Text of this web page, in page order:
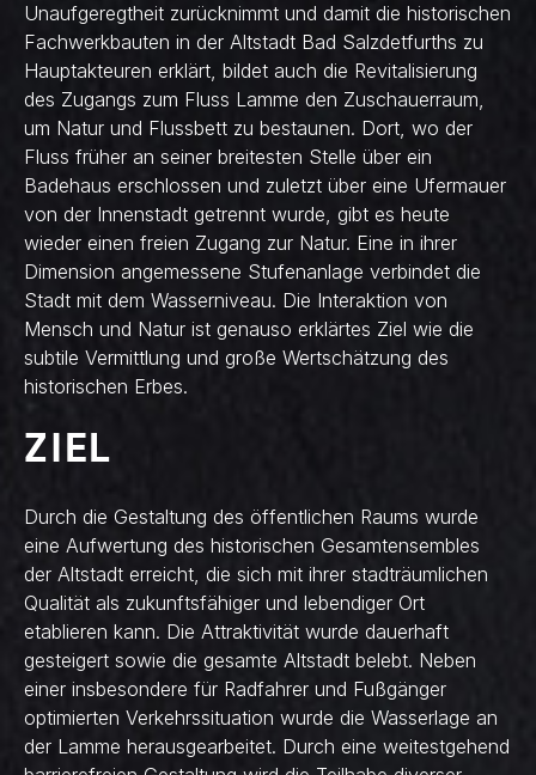
Unaufgeregtheit zurücknimmt und damit die historischen
Fachwerkbauten in der Altstadt Bad Salzdetfurths zu
Hauptakteuren erklärt, bildet auch die Revitalisierung
des Zugangs zum Fluss Lamme den Zuschauerraum,
um Natur und Flussbett zu bestaunen. Dort, wo der
Fluss früher an seiner breitesten Stelle über ein
Badehaus erschlossen und zuletzt über eine Ufermauer
von der Innenstadt getrennt wurde, gibt es heute
wieder einen freien Zugang zur Natur. Eine in ihrer
Dimension angemessene Stufenanlage verbindet die
Stadt mit dem Wasserniveau. Die Interaktion von
Mensch und Natur ist genauso erklärtes Ziel wie die
subtile Vermittlung und große Wertschätzung des
historischen Erbes.
ZIEL
Durch die Gestaltung des öffentlichen Raums wurde
eine Aufwertung des historischen Gesamtensembles
der Altstadt erreicht, die sich mit ihrer stadträumlichen
Qualität als zukunftsfähiger und lebendiger Ort
etablieren kann. Die Attraktivität wurde dauerhaft
gesteigert sowie die gesamte Altstadt belebt. Neben
einer insbesondere für Radfahrer und Fußgänger
optimierten Verkehrssituation wurde die Wasserlage an
der Lamme herausgearbeitet. Durch eine weitestgehend